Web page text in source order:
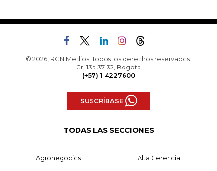
© 2026, RCN Medios. Todos los derechos reservados.
Cr. 13a 37-32, Bogotá
(+57) 1 4227600
SUSCRÍBASE
TODAS LAS SECCIONES
Agronegocios Alta Gerencia